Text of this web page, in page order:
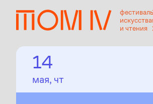
фестиваль
искусства
и чтения
14
мая, чт